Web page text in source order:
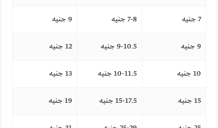
7 جنيه 7-8 جنيه 9 جنيه
9 جنيه 9-10.5 جنيه 12 جنيه
10 جنيه 10-11.5 جنيه 13 جنيه
15 جنيه 15-17.5 جنيه 19 جنيه